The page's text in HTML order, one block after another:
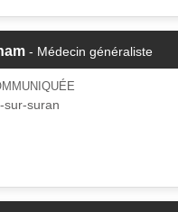
- Médecin généraliste
sur-suran